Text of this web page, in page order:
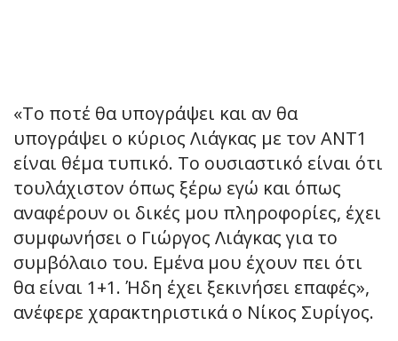
«Το ποτέ θα υπογράψει και αν θα
υπογράψει ο κύριος Λιάγκας με τον ΑΝΤ1
είναι θέμα τυπικό. Το ουσιαστικό είναι ότι
τουλάχιστον όπως ξέρω εγώ και όπως
αναφέρουν οι δικές μου πληροφορίες, έχει
συμφωνήσει ο Γιώργος Λιάγκας για το
συμβόλαιο του. Εμένα μου έχουν πει ότι
θα είναι 1+1. Ήδη έχει ξεκινήσει επαφές»,
ανέφερε χαρακτηριστικά ο Νίκος Συρίγος.